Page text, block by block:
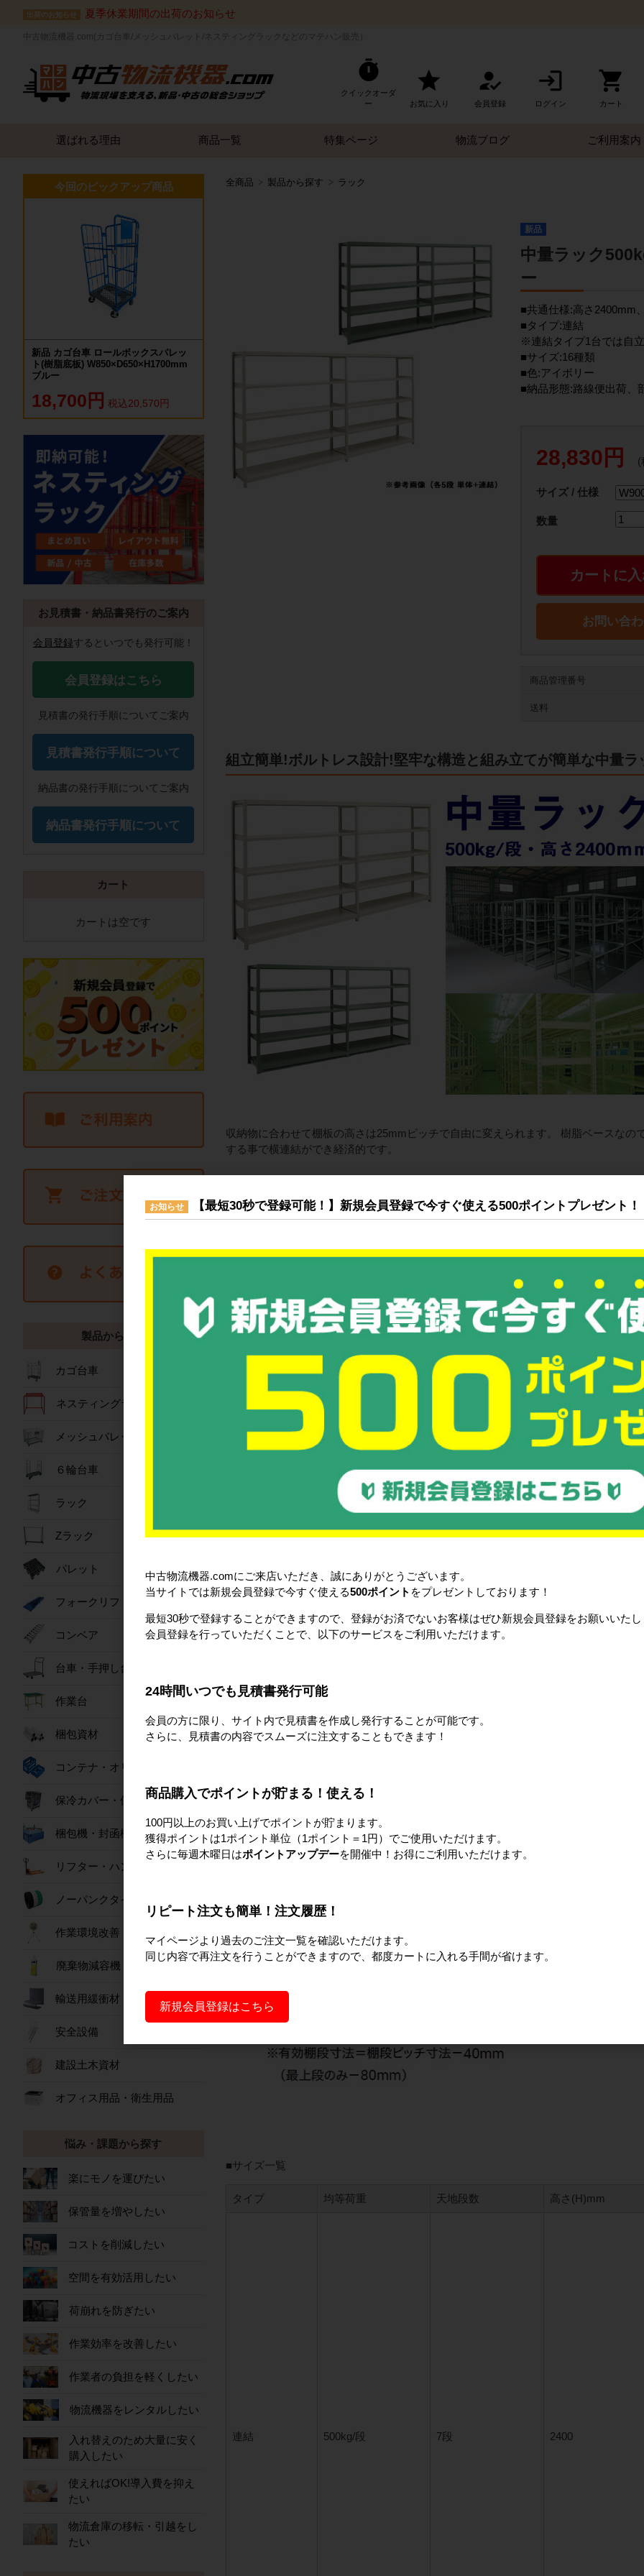
出荷のお知らせ 夏季休業期間の出荷のお知らせ
中古物流機器.com(カゴ台車/メッシュパレット/ネスティングラックなどのマテハン販売）
クイックオーダ
ー
お気に入り 会員登録 ログイン カート
選ばれる理由 商品一覧 特集ページ 物流ブログ ご利用案内
全商品 製品から探す ラック
新品
中量ラック
ー
■共通仕様:高さ2400mm
■タイプ:連結
※連結タイプ1台では自
■サイズ:16種類
■色:アイボリー
■納品形態:路線便出荷、
28,830円 (
サイズ / 仕様
数量
カートに
お問い合
商品管理番号
送料
組立簡単!ボルトレス設計!堅牢な構造と組み立てが簡単な中量ラ
収納物に合わせて棚板の高さは25mmピッチで自由に変えられます。 樹脂ベースな
する事で横連結ができ経済的です。
■本製品は連結タイプです。
■サイズ一覧
タイプ 均等荷重 天地段数 高さ(H)mm
連結 500kg/段 7段 2400
今回のピックアップ商品
新品 カゴ台車 ロールボックスパレッ
ト(樹脂底板) W850×D650×H1700mm
ブルー
18,700円 税込20,570円
お見積書・納品書発行のご案内
会員登録するといつでも発行可能！
会員登録はこちら
見積書の発行手順についてご案内
見積書発行手順について
納品書の発行手順についてご案内
納品書発行手順について
カート
カートは空です
製品から探す
カゴ台車
ネスティングラック
メッシュパレット
６輪台車
ラック
Zラック
パレット
フォークリフトスロープ
コンベア
台車・手押し台車
作業台
梱包資材
コンテナ・オリコン
保冷カバー・保冷ボックス
梱包機・封函機
リフター・ハンドパレット
ノーパンクタイヤ
作業環境改善
廃棄物減容機
輸送用緩衝材
安全設備
建設土木資材
オフィス用品・衛生用品
悩み・課題から探す
楽にモノを運びたい
保管量を増やしたい
コストを削減したい
空間を有効活用したい
荷崩れを防ぎたい
作業効率を改善したい
作業者の負担を軽くしたい
物流機器をレンタルしたい
入れ替えのため大量に安く
購入したい
使えればOK!導入費を抑え
たい
物流倉庫の移転・引越をし
たい
お知らせ 【最短30秒で登録可能！】新規会員登録で今すぐ使える500ポイントプレゼント！
中古物流機器.comにご来店いただき、誠にありがとうございます。
当サイトでは新規会員登録で今すぐ使える500ポイント をプレゼントしております！
最短30秒で登録することができますので、登録がお済でないお客様はぜひ新規会員登録をお願いいた
会員登録を行っていただくことで、以下のサービスをご利用いただけます。
24時間いつでも見積書発行可能
会員の方に限り、サイト内で見積書を作成し発行することが可能です。
さらに、見積書の内容でスムーズに注文することもできます！
商品購入でポイントが貯まる！使える！
100円以上のお買い上げでポイントが貯まります。
獲得ポイントは1ポイント単位（1ポイント＝1円）でご使用いただけます。
さらに毎週木曜日はポイントアップデーを開催中！お得にご利用いただけます。
リピート注文も簡単！注文履歴！
マイページより過去のご注文一覧を確認いただけます。
同じ内容で再注文を行うことができますので、都度カートに入れる手間が省けます。
新規会員登録はこちら